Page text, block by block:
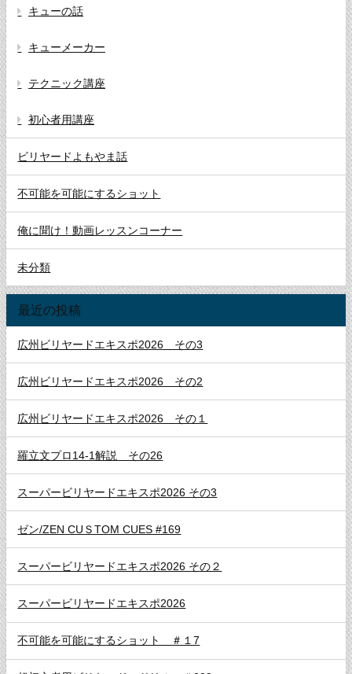
キューの話
キューメーカー
テクニック講座
初心者用講座
ビリヤードよもやま話
不可能を可能にするショット
俺に聞け！動画レッスンコーナー
未分類
最近の投稿
広州ビリヤードエキスポ2026 その3
広州ビリヤードエキスポ2026 その2
広州ビリヤードエキスポ2026 その１
羅立文プロ14-1解説 その26
スーパービリヤードエキスポ2026 その3
ゼン/ZEN CUＳTOM CUES #169
スーパービリヤードエキスポ2026 その２
スーパービリヤードエキスポ2026
不可能を可能にするショット ＃１7